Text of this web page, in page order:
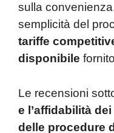
sulla
semplicità del
tariffe
disponibile
Le recensioni
e l’affidabilità
delle procedure